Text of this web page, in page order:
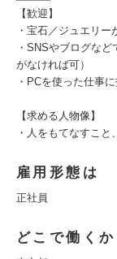
【歓迎】
・宝石／ジュエリー
・SNSやブログな
がなければ可）
・PCを使った仕事
【求める人物像】
・人をもてなすこ
雇用形態は
正社員
どこで働くか